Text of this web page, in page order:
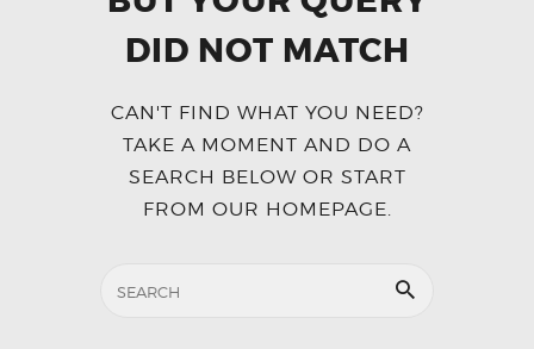
DID NOT MATCH
CAN'T FIND WHAT YOU NEED?
TAKE A MOMENT AND DO A
SEARCH BELOW OR START
FROM OUR HOMEPAGE